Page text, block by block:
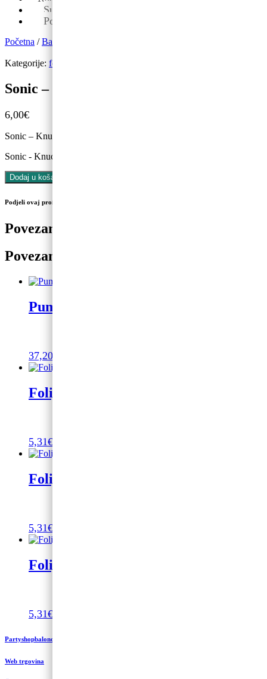
Sub: 08-13
Pon-pet: 09-19
Početna /Baloni
Kategorije: folija balon figura
Sonic – Knuckles, 66cm
6,00€
Sonic – Knuckles, 66cm
Sonic - Knuckles, 66cm količina
Dodaj u košaricu
Podjeli ovaj proizvod na društvenim mrežama
Povezani proizvodi
Povezani proizvodi
Pumpa za balone
37,20
Folija balon mica jednorog 88cm
5,31€
Folija balon Hobotnica
5,31€
Folijski balon konj 112cm
5,31€
Partyshopbaloncic.hr
Web trgovina